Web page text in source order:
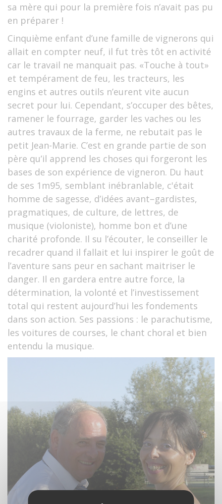
sa mère qui pour la première fois n’avait pas pu
en préparer !
Cinquième enfant d’une famille de vignerons qui
allait en compter neuf, il fut très tôt en activité
car le travail ne manquait pas. «Touche à tout»
et tempérament de feu, les tracteurs, les
engins et autres outils n’eurent vite aucun
secret pour lui. Cependant, s’occuper des bêtes,
ramener le fourrage, garder les vaches ou les
autres travaux de la ferme, ne rebutait pas le
petit Jean-Marie. C’est en grande partie de son
père qu’il apprend les choses qui forgeront les
bases de son expérience de vigneron. Du haut
de ses 1m95, semblant inébranlable, c'était
homme de sagesse, d’idées avant–gardistes,
pragmatiques, de culture, de lettres, de
musique (violoniste), homme bon et d’une
charité profonde. Il su l’écouter, le conseiller le
recadrer quand il fallait et lui inspirer le goût de
l’aventure sans peur en sachant maitriser le
danger. Il en gardera entre autre force, la
détermination, la volonté et l’investissement
total qui restent aujourd’hui les fondements
dans son action. Ses passions : le parachutisme,
les voitures de courses, le chant choral et bien
entendu la musique.